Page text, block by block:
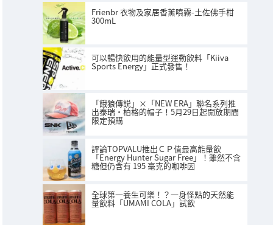
Frienbr 衣物及家居香薰噴霧-土佐佛手柑
300mL
可以暢快飲用的能量型運動飲料「Kiiva
Sports Energy」正式發售！
「餓狼傳説」×「NEW ERA」聯名系列推
出泰瑞·柏格的帽子！5月29日起開放期間
限定預購
評論TOPVALU推出ＣＰ值最高能量飲
「Energy Hunter Sugar Free」！雖然不含
糖但仍含有 195 毫克的咖啡因
全球第一養生可樂！？一身怪點的天然能
量飲料「UMAMI COLA」試飲